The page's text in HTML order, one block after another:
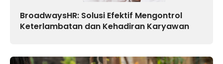
BroadwaysHR: Solusi Efektif Mengontrol
Keterlambatan dan Kehadiran Karyawan